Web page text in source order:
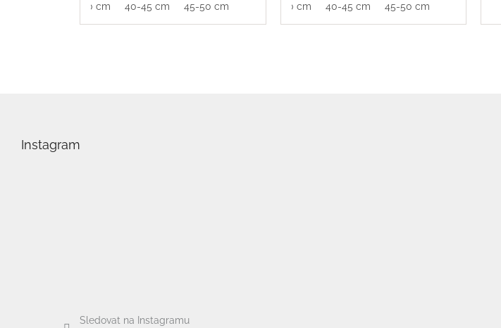
hvězdiček.
35-40 cm 40-45 cm 45-50 cm
hvězdiček.
35-40 cm 40-45 cm 45-50 cm
Instagram
Sledovat na Instagramu